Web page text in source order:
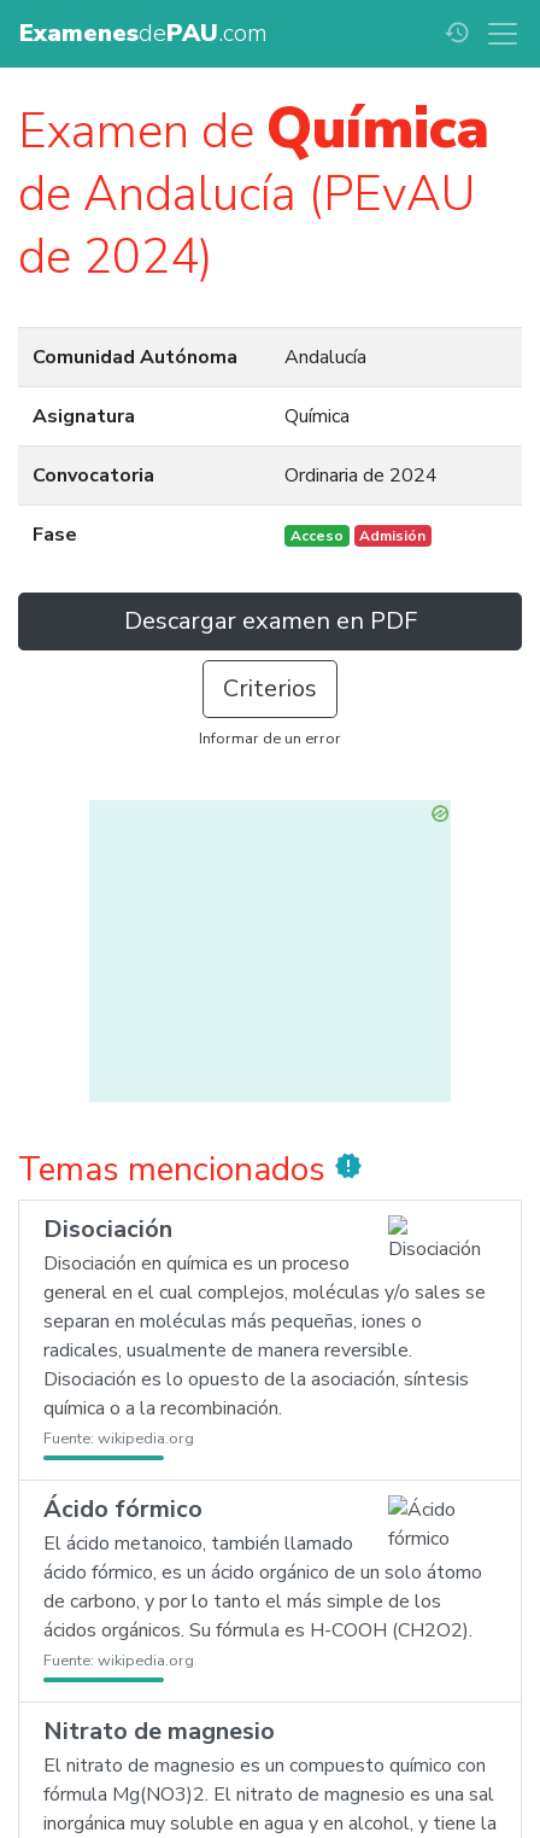
ExamenesdePAU.com history
Examen de Química
de Andalucía (PEvAU
de 2024)
Comunidad Autónoma Andalucía
Asignatura Química
Convocatoria Ordinaria de 2024
Fase Acceso Admisión
Descargar examen en PDF
Criterios
Informar de un error
Temas mencionados new_releases
Disociación
Disociación en química es un proceso
general en el cual complejos, moléculas y/o sales se
separan en moléculas más pequeñas, iones o
radicales, usualmente de manera reversible.
Disociación es lo opuesto de la asociación, síntesis
química o a la recombinación.
Fuente: wikipedia.org
Ácido fórmico
El ácido metanoico, también llamado
ácido fórmico, es un ácido orgánico de un solo átomo
de carbono, y por lo tanto el más simple de los
ácidos orgánicos. Su fórmula es H-COOH (CH2O2).
Fuente: wikipedia.org
Nitrato de magnesio
El nitrato de magnesio es un compuesto químico con
fórmula Mg(NO3)2. El nitrato de magnesio es una sal
inorgánica muy soluble en agua y en alcohol, y tiene la